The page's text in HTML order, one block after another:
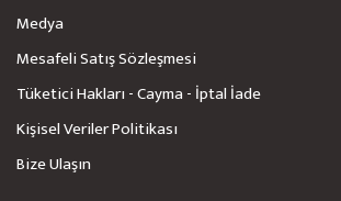
Medya
Mesafeli Satış Sözleşmesi
Tüketici Hakları - Cayma - İptal İade
Kişisel Veriler Politikası
Bize Ulaşın